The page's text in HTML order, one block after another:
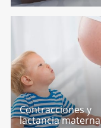
Contracciones y
lactancia materna